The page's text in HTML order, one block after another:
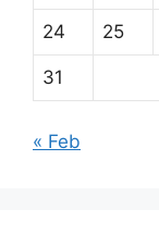
24 25
31
« Feb